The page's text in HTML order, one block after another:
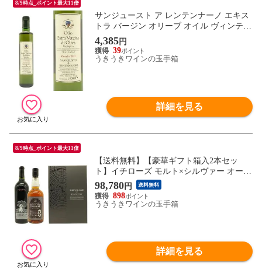
8/9時点_ポイント最大11倍
サンジュースト ア レンテンナーノ エキス
トラ バージン オリーブ オイル ヴィンテー
ジ 2024 サンジュースト ア レンテンナーノ
元詰 自然派
4,385円
39
うきうきワインの玉手箱
詳細を見る
8/9時点_ポイント最大11倍
【送料無料】【豪華ギフト箱入2本セッ
ト】イチローズ モルト×シルヴァー オーク
日米合作の夢のスペシャル2本セット イチ
ローズ モルト 秩父 シルヴァー オーク カ
スク フィニッシュ 2022 ＆ シルヴァー オ
98,780円 送料無料
898
うきうきワインの玉手箱
詳細を見る